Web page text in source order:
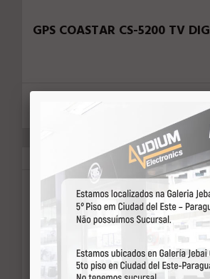
GPS COASTAR CS-5200 TV DIG
U$ 89,00